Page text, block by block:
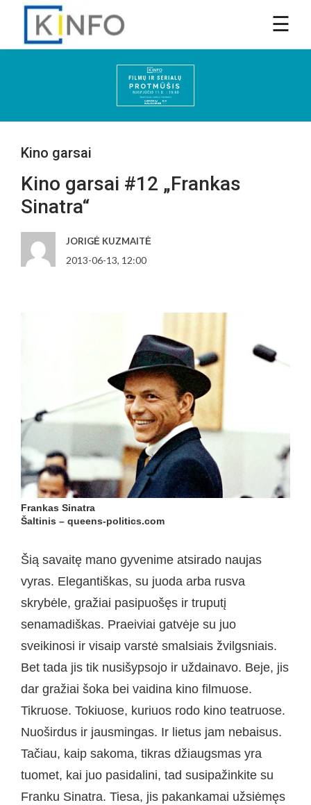
Kino garsai
Kino garsai #12 „Frankas
Sinatra“
JORIGĖ KUZMAITĖ
2013-06-13, 12:00
Frankas Sinatra
Šaltinis – queens-politics.com
Šią savaitę mano gyvenime atsirado naujas
vyras. Elegantiškas, su juoda arba rusva
skrybėle, gražiai pasipuošęs ir truputį
senamadiškas. Praeiviai gatvėje su juo
sveikinosi ir visaip varstė smalsiais žvilgsniais.
Bet tada jis tik nusišypsojo ir uždainavo. Beje, jis
dar gražiai šoka bei vaidina kino filmuose.
Tikruose. Tokiuose, kuriuos rodo kino teatruose.
Nuoširdus ir jausmingas. Ir lietus jam nebaisus.
Tačiau, kaip sakoma, tikras džiaugsmas yra
tuomet, kai juo pasidalini, tad susipažinkite su
Franku Sinatra. Tiesa, jis pakankamai užsiėmęs